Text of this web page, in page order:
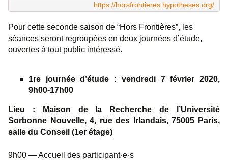
https://horsfrontieres.hypotheses.org/
Pour cette seconde saison de “Hors Frontières”, les
séances seront regroupées en deux journées d’étude,
ouvertes à tout public intéressé.
1re journée d’étude : vendredi 7 février 2020,
9h00-17h00
Lieu :
Maison de la Recherche de l’Université
Sorbonne Nouvelle, 4, rue des Irlandais, 75005 Paris,
salle du Conseil (1er étage)
9h00 — Accueil des participant·e·s